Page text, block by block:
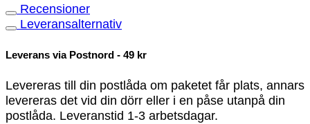
Recensioner
Leveransalternativ
Leverans via Postnord - 49 kr
Levereras till din postlåda om paketet får plats, annars
levereras det vid din dörr eller i en påse utanpå din
postlåda. Leveranstid 1-3 arbetsdagar.